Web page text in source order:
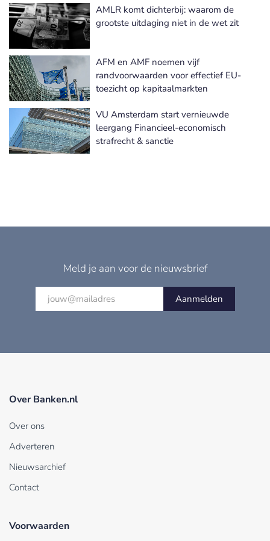
Meer Wet- en Regelgeving nieuws
AMLR komt dichterbij: waarom de
grootste uitdaging niet in de wet zit
AFM en AMF noemen vijf
randvoorwaarden voor effectief EU-
toezicht op kapitaalmarkten
VU Amsterdam start vernieuwde
leergang Financieel-economisch
strafrecht & sanctie
Meld je aan voor de nieuwsbrief
Aanmelden
Over Banken.nl
Over ons
Adverteren
Nieuwsarchief
Contact
Voorwaarden